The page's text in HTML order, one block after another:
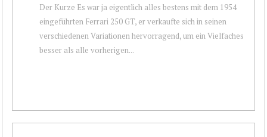
Der Kurze Es war ja eigentlich alles bestens mit dem 1954
eingeführten Ferrari 250 GT, er verkaufte sich in seinen
verschiedenen Variationen hervorragend, um ein Vielfaches
besser als alle vorherigen...